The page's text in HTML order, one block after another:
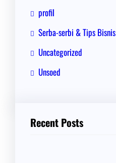
profil
Serba-serbi & Tips Bisnis
Uncategorized
Unsoed
Recent Posts